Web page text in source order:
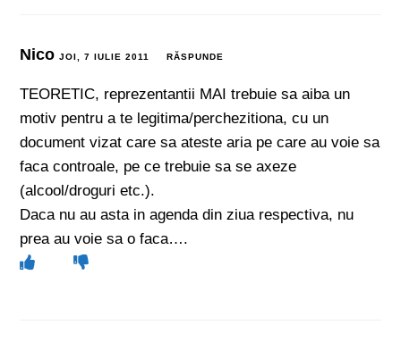
NicoJOI, 7 IULIE 2011 RĂSPUNDE
TEORETIC, reprezentantii MAI trebuie sa aiba un
motiv pentru a te legitima/perchezitiona, cu un
document vizat care sa ateste aria pe care au voie sa
faca controale, pe ce trebuie sa se axeze
(alcool/droguri etc.).
Daca nu au asta in agenda din ziua respectiva, nu
prea au voie sa o faca….